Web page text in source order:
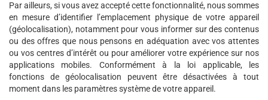
Par ailleurs, si vous avez accepté cette fonctionnalité, nous sommes
en mesure d’identifier l’emplacement physique de votre appareil
(géolocalisation), notamment pour vous informer sur des contenus
ou des offres que nous pensons en adéquation avec vos attentes
ou vos centres d’intérêt ou pour améliorer votre expérience sur nos
applications mobiles. Conformément à la loi applicable, les
fonctions de géolocalisation peuvent être désactivées à tout
moment dans les paramètres système de votre appareil.